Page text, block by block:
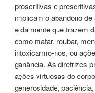
proscritivas e
implicam o abandono
e da mente que trazem
como matar, roubar,
intoxicarmo-nos, ou
ganância. As diretrizes
ações virtuosas do
generosidade,